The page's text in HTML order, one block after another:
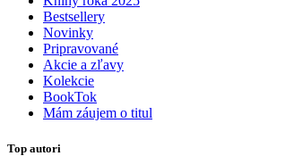
Bestsellery
Novinky
Pripravované
Akcie a zľavy
Kolekcie
BookTok
Mám záujem o titul
Top autori